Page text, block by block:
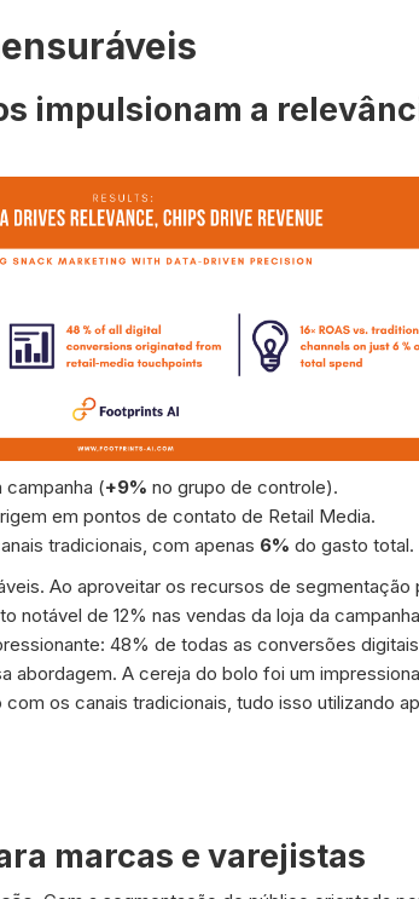
impulsionam a
campanha (+9% no grupo de controle).
em pontos de contato de Retail Media.
tradicionais, com apenas 6% do gasto total.
Ao aproveitar os recursos de segmentação
notável de 12% nas vendas da loja da
48% de todas as conversões
A cereja do bolo foi um
os canais tradicionais, tudo isso utilizando
marcas e varejistas